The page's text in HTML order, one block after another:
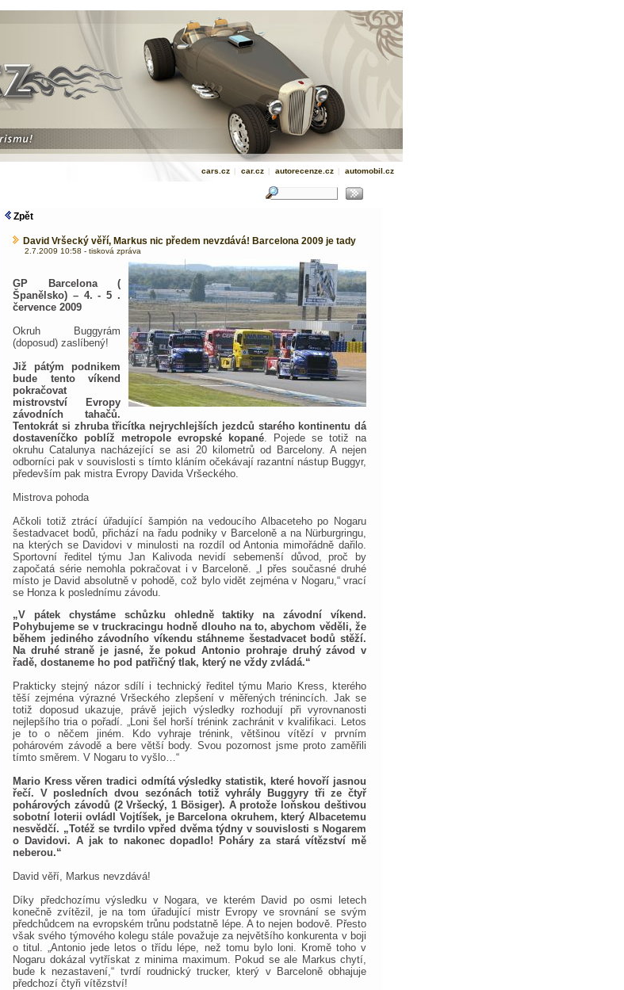
cars.cz | car.cz | autorecenze.cz | automobil.cz
Zpět
David Vršecký věří, Markus nic předem nevzdává! Barcelona 2009 je tady
2.7.2009 10:58 - tisková zpráva
GP Barcelona (
Španělsko) – 4. - 5 .
července 2009
Okruh Buggyrám
(doposud) zaslíbený!
Již pátým podnikem
bude tento víkend
pokračovat
mistrovství Evropy
závodních tahačů.
Tentokrát si zhruba třicítka nejrychlejších jezdců starého kontinentu dá
dostaveníčko poblíž metropole evropské kopané. Pojede se totiž na
okruhu Catalunya nacházející se asi 20 kilometrů od Barcelony. A nejen
odborníci pak v souvislosti s tímto kláním očekávají razantní nástup Buggyr,
především pak mistra Evropy Davida Vršeckého.
Mistrova pohoda
Ačkoli totiž ztrácí úřadující šampión na vedoucího Albaceteho po Nogaru
šestadvacet bodů, přichází na řadu podniky v Barceloně a na Nürburgringu,
na kterých se Davidovi v minulosti na rozdíl od Antonia mimořádně dařilo.
Sportovní ředitel týmu Jan Kalivoda nevidí sebemenší důvod, proč by
započatá série nemohla pokračovat i v Barceloně. „I přes současné druhé
místo je David absolutně v pohodě, což bylo vidět zejména v Nogaru,“ vrací
se Honza k poslednímu závodu.
„V pátek chystáme schůzku ohledně taktiky na závodní víkend.
Pohybujeme se v truckracingu hodně dlouho na to, abychom věděli, že
během jediného závodního víkendu stáhneme šestadvacet bodů stěží.
Na druhé straně je jasné, že pokud Antonio prohraje druhý závod v
řadě, dostaneme ho pod patřičný tlak, který ne vždy zvládá.“
Prakticky stejný názor sdílí i technický ředitel týmu Mario Kress, kterého
těší zejména výrazné Vršeckého zlepšení v měřených trénincích. Jak se
totiž doposud ukazuje, právě jejich výsledky rozhodují při vyrovnanosti
nejlepšího tria o pořadí. „Loni šel horší trénink zachránit v kvalifikaci. Letos
je to o něčem jiném. Kdo vyhraje trénink, většinou vítězí v prvním
pohárovém závodě a bere větší body. Svou pozornost jsme proto zaměřili
tímto směrem. V Nogaru to vyšlo…“
Mario Kress věren tradici odmítá výsledky statistik, které hovoří jasnou
řečí. V posledních dvou sezónách totiž vyhrály Buggyry tři ze čtyř
pohárových závodů (2 Vršecký, 1 Bösiger). A protože loňskou deštivou
sobotní loterii ovládl Vojtíšek, je Barcelona okruhem, který Albacetemu
nesvědčí. „Totéž se tvrdilo vpřed dvěma týdny v souvislosti s Nogarem
o Davidovi. A jak to nakonec dopadlo! Poháry za stará vítězství mě
neberou.“
David věří, Markus nevzdává!
Díky předchozímu výsledku v Nogara, ve kterém David po osmi letech
konečně zvítězil, je na tom úřadující mistr Evropy ve srovnání se svým
předchůdcem na evropském trůnu podstatně lépe. A to nejen bodově. Přesto
však svého týmového kolegu stále považuje za největšího konkurenta v boji
o titul. „Antonio jede letos o třídu lépe, než tomu bylo loni. Kromě toho v
Nogaru dokázal vytřískat z minima maximum. Pokud se ale Markus chytí,
bude k nezastavení,“ tvrdí roudnický trucker, který v Barceloně obhajuje
předchozí čtyři vítězství!